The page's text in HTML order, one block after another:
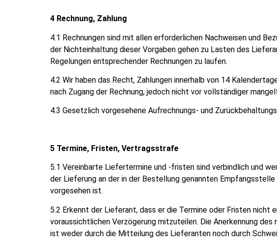
4 Rechnung, Zahlung
4.1 Rechnungen sind mit allen erforderlichen Nachweisen und
der Nichteinhaltung dieser Vorgaben gehen zu Lasten des
Regelungen entsprechender Rechnungen zu laufen.
4.2 Wir haben das Recht, Zahlungen innerhalb von 14
nach Zugang der Rechnung, jedoch nicht vor vollständiger
4.3 Gesetzlich vorgesehene Aufrechnungs- und
5 Termine, Fristen, Vertragsstrafe
5.1 Vereinbarte Liefertermine und -fristen sind verbindlich und
der Lieferung an der in der Bestellung genannten
vorgesehen ist.
5.2 Erkennt der Lieferant, dass er die Termine oder Fristen nicht
voraussichtlichen Verzögerung mitzuteilen. Die Anerkennung
ist weder durch die Mitteilung des Lieferanten noch durch